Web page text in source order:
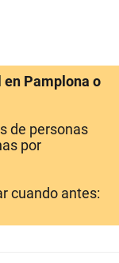
Pamplona o
de personas
por
cuando antes: